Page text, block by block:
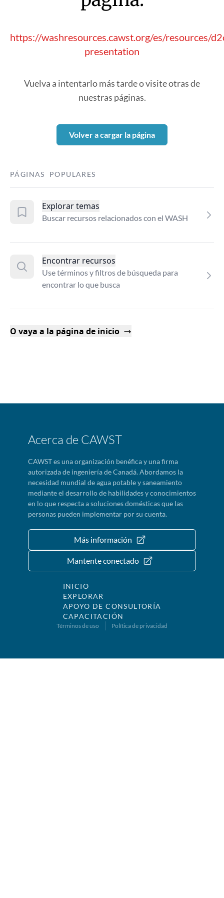
https://washresources.cawst.org/es/resources/
presentation
Vuelva a intentarlo más tarde o visite otras de
nuestras páginas.
Volver a cargar la página
PÁGINAS POPULARES
Explorar temas
Buscar recursos relacionados con el WASH
Encontrar recursos
Use términos y filtros de búsqueda para
encontrar lo que busca
O vaya a la página de inicio
Acerca de CAWST
CAWST es una organización benéfica y una firma
autorizada de ingeniería de Canadá. Abordamos la
necesidad mundial de agua potable y saneamiento
mediante el desarrollo de habilidades y conocimientos
en lo que respecta a soluciones domésticas que las
personas pueden implementar por su cuenta.
Más información
Mantente conectado
INICIO
EXPLORAR
APOYO DE CONSULTORÍA
CAPACITACIÓN
Términos de uso Política de privacidad